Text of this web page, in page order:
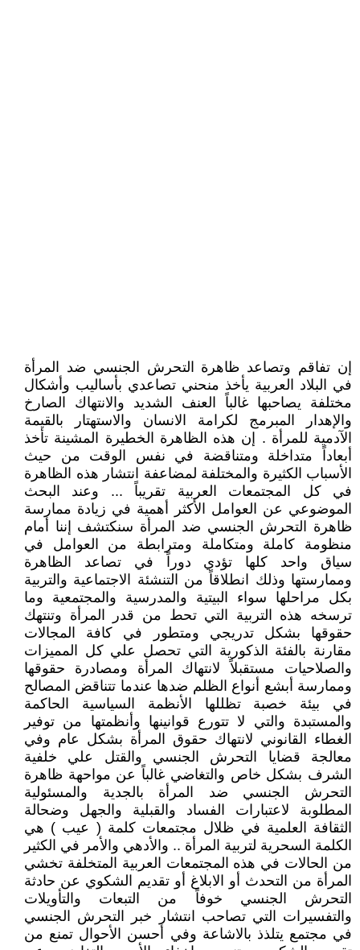
إن تفاقم وتصاعد ظاهرة التحرش الجنسي ضد المرأة
في البلاد العربية يأخذ منحني تصاعدي بأساليب وأشكال
مختلفة يصاحبها غالباً العنف الشديد والانتهاك الصارخ
والإهدار المبرمج لكرامة الانسان والاستهتار بالقيمة
الآدمية للمرأة . إن هذه الظاهرة الخطيرة المشينة تأخذ
أبعاداً متداخلة ومتناقضة في نفس الوقت من حيث
الأسباب الكثيرة والمختلفة لمضاعفة انتشار هذه الظاهرة
في كل المجتمعات العربية تقريباً ... وعند البحث
الموضوعي عن العوامل الأكثر أهمية في زيادة ممارسة
ظاهرة التحرش الجنسي ضد المرأة سنكتشف إننا أمام
منظومة كاملة ومتكاملة ومترابطة من العوامل في
سياق واحد كلها تؤدي دوراً في تصاعد الظاهرة
وممارستها وذلك انطلاقاً من التنشئة الاجتماعية والتربية
بكل مراحلها سواء البيتية والمدرسية والمجتمعية وما
ترسخه هذه التربية التي تحط من قدر المرأة وتنتهك
حقوقها بشكل تدريجي ومتطور في كافة المجالات
مقارنة بالفئة الذكورية التي تحصل علي كل المميزات
والصلاحيات مستقبلاً لانتهاك المرأة ومصادرة حقوقها
وممارسة أبشع أنواع الظلم ضدها عندما تتناقض المصالح
في بيئة خصبة تظللها الأنظمة السياسية الحاكمة
والمستبدة والتي لا تتورع قوانينها وأنظمتها من توفير
الغطاء القانوني لانتهاك حقوق المرأة بشكل عام وفي
معالجة قضايا التحرش الجنسي والقتل علي خلفية
الشرف بشكل خاص والتغاضي غالباً عن مواحهة ظاهرة
التحرش الجنسي ضد المرأة بالجدية والمسئولية
المطلوبة لاعتبارات الفساد والقبلية والجهل وضحالة
الثقافة العلمية في ظلال مجتمعات كلمة ( عيب ) هي
الكلمة السحرية لتربية المرأة .. والأدهي والأمر في الكثير
من الحالات في هذه المجتمعات العربية المتخلفة تخشي
المرأة من التحدث أو الابلاغ أو تقديم الشكوي عن حادثة
التحرش الجنسي خوفاً من التبعات والتأويلات
والتفسيرات التي تصاحب انتشار خبر التحرش الجنسي
في مجتمع يتلذذ بالاشاعة وفي أحسن الأحوال تمنع من